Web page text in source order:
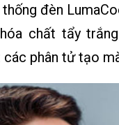
đèn
chất tẩy
phân tử tạo